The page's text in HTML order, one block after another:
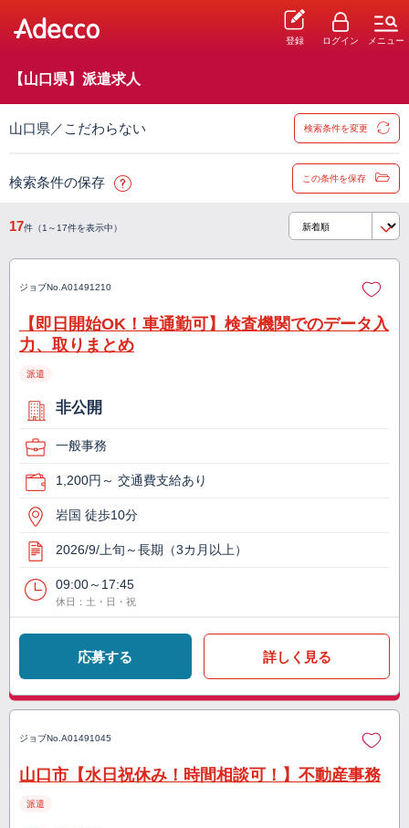
登録 ログイン メニュー
【山口県】派遣求人
山口県／こだわらない 検索条件を変更
検索条件の保存 この条件を保存
17件（1～17件を表示中）
ジョブNo. A01491210
【即日開始OK！車通勤可】検査機関でのデータ入
力、取りまとめ
派遣
非公開
一般事務
1,200円～ 交通費支給あり
岩国 徒歩10分
2026/9/上旬～長期（3カ月以上）
09:00～17:45
休日：土・日・祝
応募する 詳しく見る
ジョブNo. A01491045
山口市【水日祝休み！時間相談可！】不動産事務
派遣